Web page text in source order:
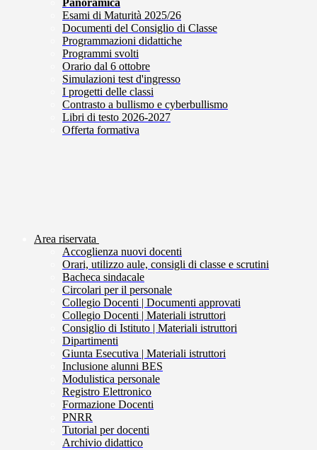
Panoramica
Esami di Maturità 2025/26
Documenti del Consiglio di Classe
Programmazioni didattiche
Programmi svolti
Orario dal 6 ottobre
Simulazioni test d'ingresso
I progetti delle classi
Contrasto a bullismo e cyberbullismo
Libri di testo 2026-2027
Offerta formativa
Area riservata
Accoglienza nuovi docenti
Orari, utilizzo aule, consigli di classe e scrutini
Bacheca sindacale
Circolari per il personale
Collegio Docenti | Documenti approvati
Collegio Docenti | Materiali istruttori
Consiglio di Istituto | Materiali istruttori
Dipartimenti
Giunta Esecutiva | Materiali istruttori
Inclusione alunni BES
Modulistica personale
Registro Elettronico
Formazione Docenti
PNRR
Tutorial per docenti
Archivio didattico